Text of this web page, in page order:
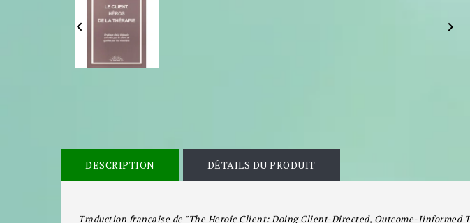
 
DESCRIPTION DÉTAILS DU PRODUIT
Traduction française de "The Heroic Client: Doing Client-Directed, Outcome-Iinformed